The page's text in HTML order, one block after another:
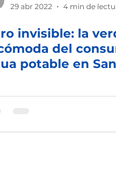
29 abr 2022
4 min de
invisible: la
del
potable en